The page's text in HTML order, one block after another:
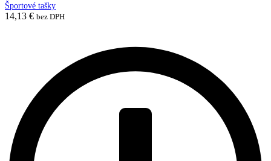
Športové tašky
14,13 € bez DPH